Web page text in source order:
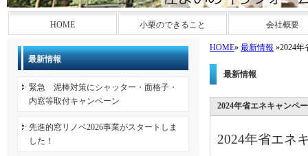
HOME 小栗のできること 会社概要
HOME» 最新情報 »2024
最新情報
2024年省エネキャンペ
2024年省エネ
最新情報
緊急 泥棒対策にシャッター・面格子・
内窓等取付キャンペーン
先進的窓リノベ2026事業がスタートしま
した！